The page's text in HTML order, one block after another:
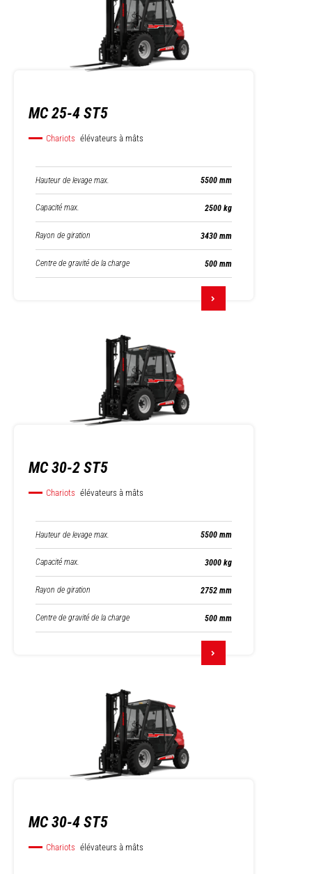
MC 25-4 ST5
Chariots élévateurs à mâts
Hauteur de levage max. 5500 mm
Capacité max. 2500 kg
Rayon de giration 3430 mm
Centre de gravité de la charge 500 mm
MC 30-2 ST5
Chariots élévateurs à mâts
Hauteur de levage max. 5500 mm
Capacité max. 3000 kg
Rayon de giration 2752 mm
Centre de gravité de la charge 500 mm
MC 30-4 ST5
Chariots élévateurs à mâts